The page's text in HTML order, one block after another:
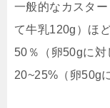
一般的なカスタ
て牛乳120g）ほ
50％（卵50gに
20~25%（卵50g